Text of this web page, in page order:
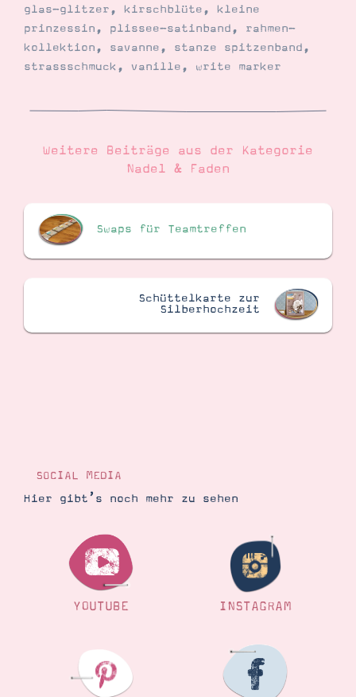
glas-glitzer, kirschblüte, kleine
prinzessin, plissee-satinband, rahmen-
kollektion, savanne, stanze spitzenband,
strassschmuck, vanille, write marker
Weitere Beiträge aus der Kategorie
Nadel & Faden
Swaps für Teamtreffen
Schüttelkarte zur
Silberhochzeit
SOCIAL MEDIA
Hier gibt’s noch mehr zu sehen
YOUTUBE INSTAGRAM